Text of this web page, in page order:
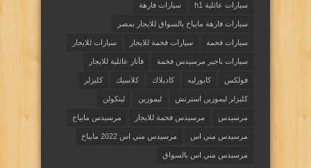
سيارات عائلية h1 سيارات فارهة
سيارات فارهة مايباخ بالسواق للايجار بمصر
سيارات فخمة سيارات فخمة للايجار سيارات للايجار
سيارات ناجير مرسيدس فخمة فأنار عائلية للايجار
فولكس كابورليه كاديلاك كلاسيك كليزلر
كليزلر ليموزين استرتش ليموزين لينكولن
مرسيدس مرسيدس فخمة للايجار مرسيدس مايباخ
مرسيدس مني اس مرسيدس مني اس 2022 مايباخ
مرسيدس مني اس بالسواق